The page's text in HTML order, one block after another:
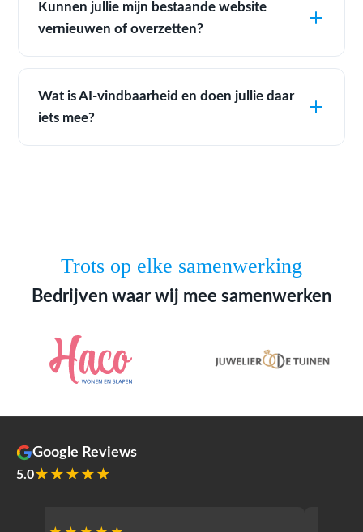
Kunnen jullie mijn bestaande website
vernieuwen of overzetten?
Wat is AI-vindbaarheid en doen jullie daar
iets mee?
Trots op elke samenwerking
Bedrijven waar wij mee samenwerken
Google Reviews
5.0★★★★★